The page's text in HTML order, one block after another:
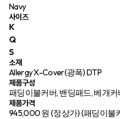
Navy
사이즈
K
Q
S
소재
Allergy X-Cover(광폭) DTP
제품구성
패딩이불커버, 밴딩패드, 베개커
제품가격
945,000 원 (정상가)(패딩이불